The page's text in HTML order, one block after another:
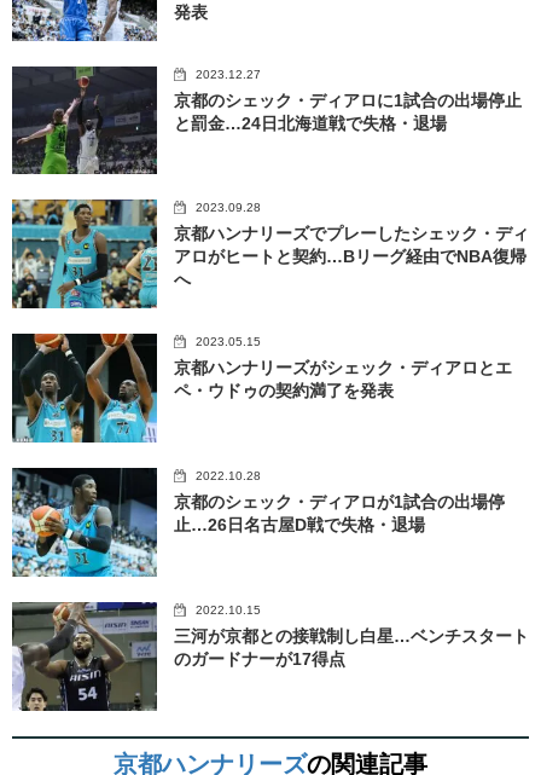
発表
2023.12.27
京都のシェック・ディアロに1試合の出場停止
と罰金…24日北海道戦で失格・退場
2023.09.28
京都ハンナリーズでプレーしたシェック・ディ
アロがヒートと契約…Bリーグ経由でNBA復帰
へ
2023.05.15
京都ハンナリーズがシェック・ディアロとエ
ペ・ウドゥの契約満了を発表
2022.10.28
京都のシェック・ディアロが1試合の出場停
止…26日名古屋D戦で失格・退場
2022.10.15
三河が京都との接戦制し白星…ベンチスタート
のガードナーが17得点
京都ハンナリーズの関連記事